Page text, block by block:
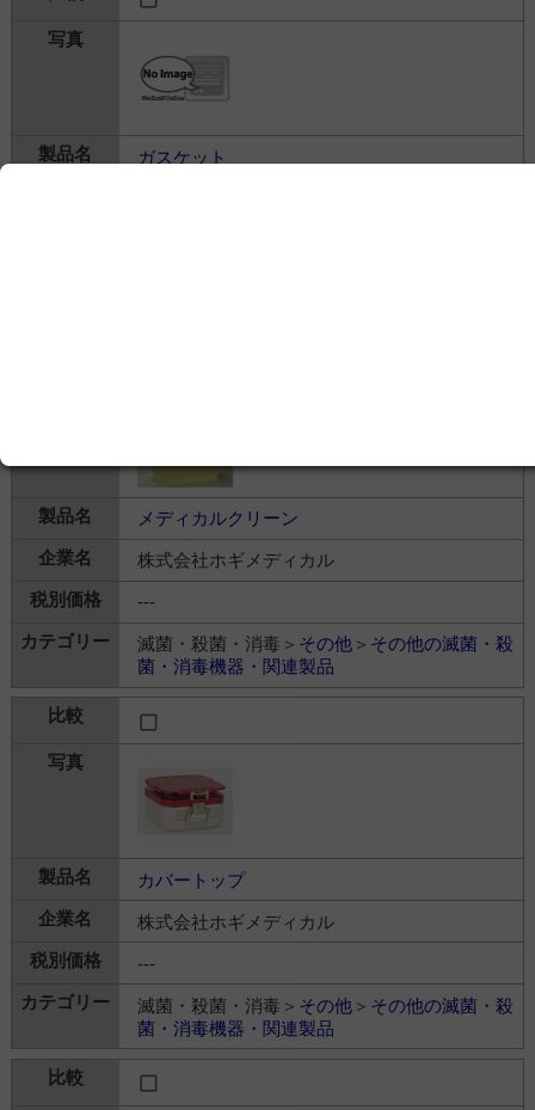
ガスケット
メディカルクリーン
株式会社ホギメディカル
---
滅菌・殺菌・消毒＞ その他＞ その他の滅菌・殺
菌・消毒機器・関連製品
カバートップ
株式会社ホギメディカル
---
滅菌・殺菌・消毒＞ その他＞ その他の滅菌・殺
菌・消毒機器・関連製品